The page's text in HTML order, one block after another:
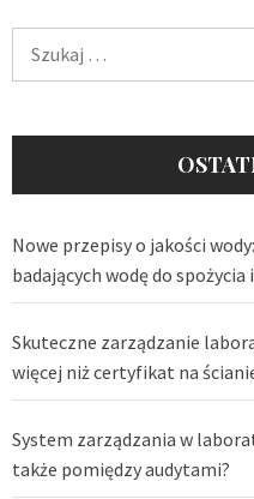
Nowe przepisy o jakości
badających wodę do spożycia
Skuteczne zarządzanie
więcej niż certyfikat na
System zarządzania w
także pomiędzy audytami?